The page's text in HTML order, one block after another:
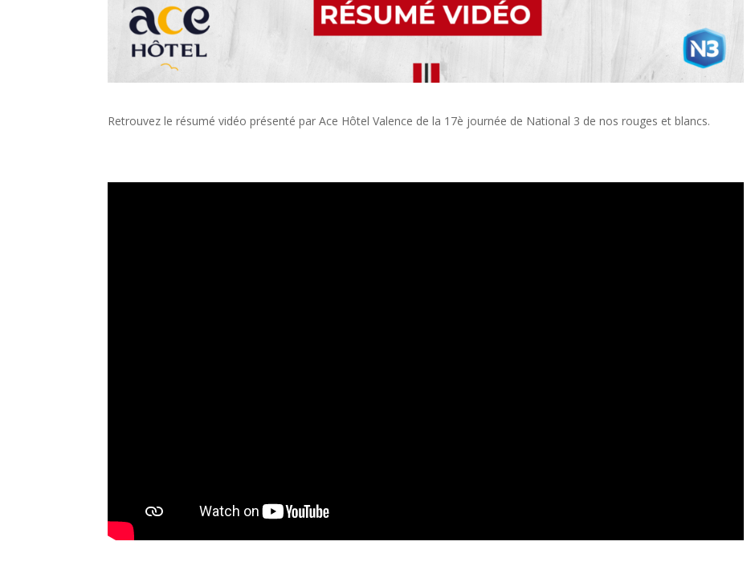
Retrouvez le résumé vidéo présenté par Ace Hôtel Valence de la 17è journée de National 3 de nos rouges et blancs.